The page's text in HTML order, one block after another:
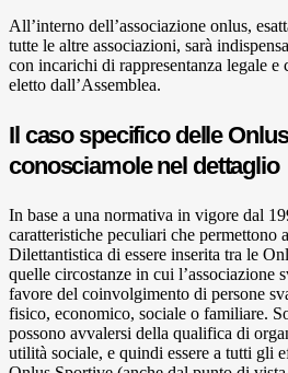
All’interno dell’associazione onlus,
tutte le altre associazioni, sarà
con incarichi di rappresentanza legale
eletto dall’Assemblea.
Il caso specifico delle
conosciamole nel dettaglio
In base a una normativa in vigore dal
caratteristiche peculiari che permettono
Dilettantistica di essere inserita tra le
quelle circostanze in cui l’associazione
favore del coinvolgimento di persone
fisico, economico, sociale o familiare.
possono avvalersi della qualifica di
utilità sociale, e quindi essere a tutti gli